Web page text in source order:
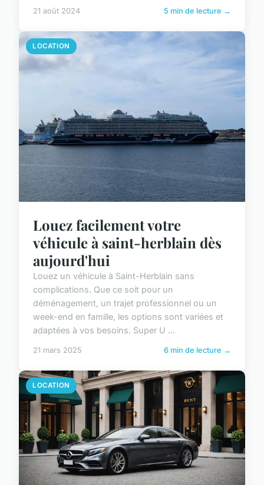
21 août 2024 5 min de lecture →
LOCATION
Louez facilement votre
véhicule à saint-herblain dès
aujourd'hui
Louez un véhicule à Saint-Herblain sans
complications. Que ce soit pour un
déménagement, un trajet professionnel ou un
week-end en famille, les options sont variées et
adaptées à vos besoins. Super U ...
21 mars 2025 6 min de lecture →
LOCATION